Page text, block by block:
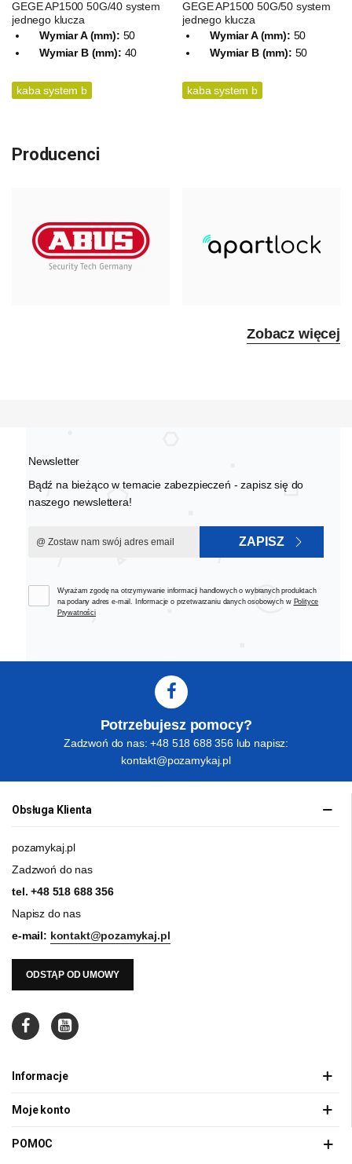
GEGE AP1500 50G/40 system
jednego klucza
Wymiar A (mm): 50
Wymiar B (mm): 40
kaba system b
GEGE AP1500 50G/50 system
jednego klucza
Wymiar A (mm): 50
Wymiar B (mm): 50
kaba system b
Producenci
Zobacz więcej
Newsletter
Bądź na bieżąco w temacie zabezpieczeń - zapisz się do
naszego newslettera!
ZAPISZ
Wyrażam zgodę na otrzymywanie informacji handlowych o wybranych produktach
na podany adres e-mail. Informacje o przetwarzaniu danych osobowych w Polityce
Prywatności
Potrzebujesz pomocy?
Zadzwoń do nas: +48 518 688 356 lub napisz:
kontakt@pozamykaj.pl
Obsługa Klienta
pozamykaj.pl
Zadzwoń do nas
tel.+48 518 688 356
Napisz do nas
e-mail: kontakt@pozamykaj.pl
ODSTĄP OD UMOWY
Informacje
Moje konto
POMOC